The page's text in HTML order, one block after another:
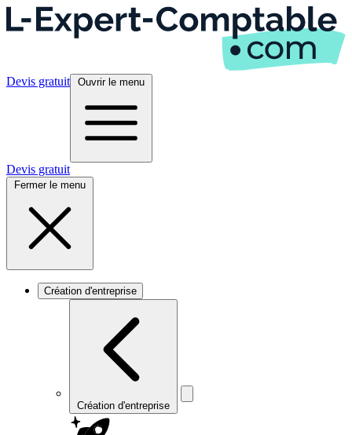
Devis gratuit Ouvrir le menu
Devis gratuit
Fermer le menu
Création d'entreprise
Création d'entreprise